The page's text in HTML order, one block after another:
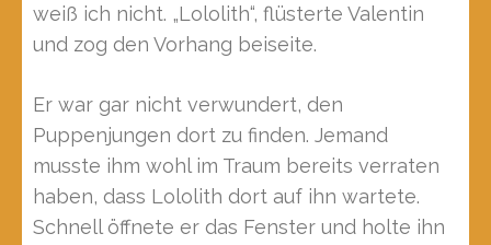
weiß ich nicht. „Lololith“, flüsterte Valentin
und zog den Vorhang beiseite.
Er war gar nicht verwundert, den
Puppenjungen dort zu finden. Jemand
musste ihm wohl im Traum bereits verraten
haben, dass Lololith dort auf ihn wartete.
Schnell öffnete er das Fenster und holte ihn